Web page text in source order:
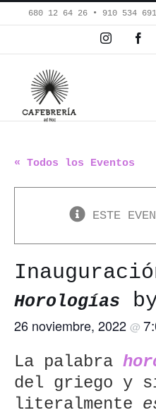
Saltar
al
contenido
680 12 64 26‬ • 910 534 691
Instagram
« Todos los Eventos
ESTE
Horologías
26 noviembre, 2022 @
La palabra
del griego y
literalmente